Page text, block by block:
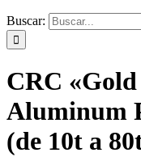
Buscar:
CRC
Aluminum
(de 10t a